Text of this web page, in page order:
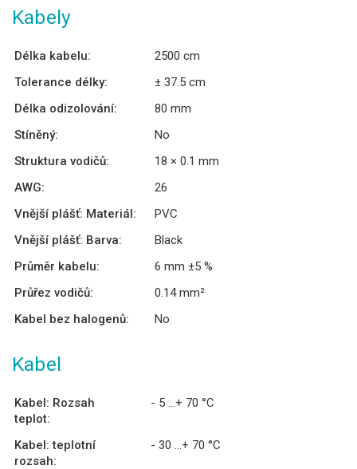
Kabely
Délka kabelu:
2500 cm
Tolerance délky:
± 37.5 cm
Délka odizolování:
80 mm
Stíněný:
No
Struktura vodičů:
18 × 0.1 mm
AWG:
26
Vnější plášť: Materiál:
PVC
Vnější plášť: Barva:
Black
Průměr kabelu:
6 mm ±5 %
Průřez vodičů:
0.14 mm²
Kabel bez halogenů:
No
Kabel
Kabel: Rozsah
teplot:
- 5 ...+ 70 °C
Kabel: teplotní
rozsah:
- 30 ...+ 70 °C